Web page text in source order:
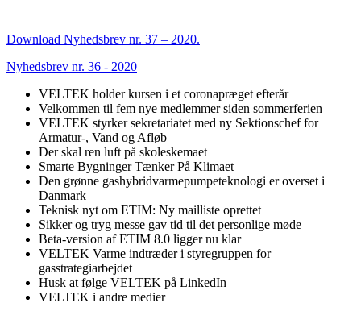
Download Nyhedsbrev nr. 37 – 2020.
Nyhedsbrev nr. 36 - 2020
VELTEK holder kursen i et coronapræget efterår
Velkommen til fem nye medlemmer siden sommerferien
VELTEK styrker sekretariatet med ny Sektionschef for
Armatur-, Vand og Afløb
Der skal ren luft på skoleskemaet
Smarte Bygninger Tænker På Klimaet
Den grønne gashybridvarmepumpeteknologi er overset i
Danmark
Teknisk nyt om ETIM: Ny mailliste oprettet
Sikker og tryg messe gav tid til det personlige møde
Beta-version af ETIM 8.0 ligger nu klar
VELTEK Varme indtræder i styregruppen for
gasstrategiarbejdet
Husk at følge VELTEK på LinkedIn
VELTEK i andre medier